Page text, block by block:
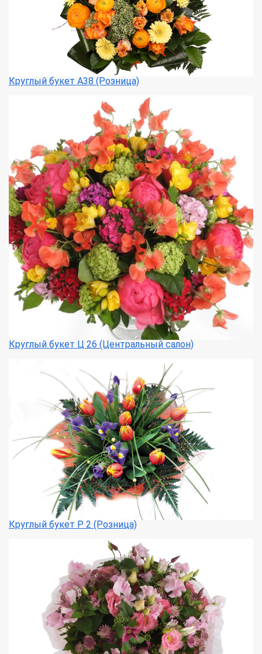
Круглый букет А38 (Розница)
Круглый букет Ц 26 (Центральный салон)
Круглый букет Р 2 (Розница)